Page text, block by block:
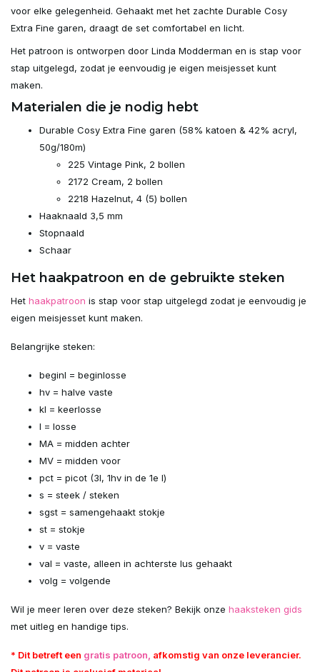
voor elke gelegenheid. Gehaakt met het zachte Durable Cosy
Extra Fine garen, draagt de set comfortabel en licht.
Het patroon is ontworpen door Linda Modderman en is stap voor
stap uitgelegd, zodat je eenvoudig je eigen meisjesset kunt
maken.
Materialen die je nodig hebt
Durable Cosy Extra Fine garen (58% katoen & 42% acryl,
50g/180m)
225 Vintage Pink, 2 bollen
2172 Cream, 2 bollen
2218 Hazelnut, 4 (5) bollen
Haaknaald 3,5 mm
Stopnaald
Schaar
Het haakpatroon en de gebruikte steken
Het haakpatroon is stap voor stap uitgelegd zodat je eenvoudig je
eigen meisjesset kunt maken.
Belangrijke steken:
beginl = beginlosse
hv = halve vaste
kl = keerlosse
l = losse
MA = midden achter
MV = midden voor
pct = picot (3l, 1hv in de 1e l)
s = steek / steken
sgst = samengehaakt stokje
st = stokje
v = vaste
val = vaste, alleen in achterste lus gehaakt
volg = volgende
Wil je meer leren over deze steken? Bekijk onze haaksteken gids
met uitleg en handige tips.
* Dit betreft een gratis patroon, afkomstig van onze leverancier.